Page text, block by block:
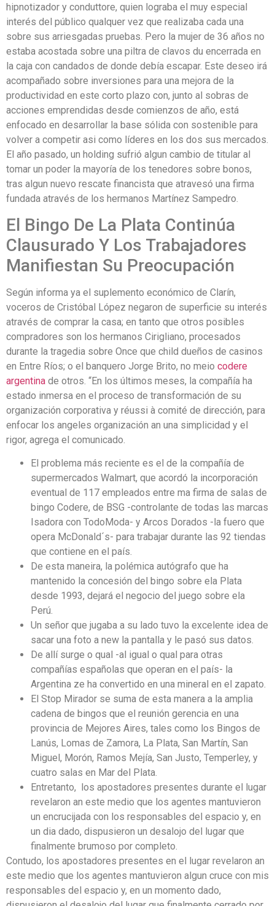
hipnotizador y conduttore, quien lograba el muy especial
interés del público qualquer vez que realizaba cada una
sobre sus arriesgadas pruebas. Pero la mujer de 36 años no
estaba acostada sobre una piltra de clavos du encerrada en
la caja con candados de donde debía escapar. Este deseo irá
acompañado sobre inversiones para una mejora de la
productividad en este corto plazo con, junto al sobras de
acciones emprendidas desde comienzos de año, está
enfocado en desarrollar la base sólida con sostenible para
volver a competir asi como líderes en los dos sus mercados.
El año pasado, un holding sufrió algun cambio de titular al
tomar un poder la mayoría de los tenedores sobre bonos,
tras algun nuevo rescate financista que atravesó una firma
fundada através de los hermanos Martínez Sampedro.
El Bingo De La Plata Continúa
Clausurado Y Los Trabajadores
Manifiestan Su Preocupación
Según informa ya el suplemento económico de Clarín,
voceros de Cristóbal López negaron de superficie su interés
através de comprar la casa; en tanto que otros posibles
compradores son los hermanos Cirigliano, procesados
durante la tragedia sobre Once que child dueños de casinos
en Entre Ríos; o el banquero Jorge Brito, no meio codere
argentina de otros. “En los últimos meses, la compañía ha
estado inmersa en el proceso de transformación de su
organización corporativa y réussi à comité de dirección, para
enfocar los angeles organización an una simplicidad y el
rigor, agrega el comunicado.
El problema más reciente es el de la compañía de
supermercados Walmart, que acordó la incorporación
eventual de 117 empleados entre ma firma de salas de
bingo Codere, de BSG -controlante de todas las marcas
Isadora con TodoModa- y Arcos Dorados -la fuero que
opera McDonald´s- para trabajar durante las 92 tiendas
que contiene en el país.
De esta maneira, la polémica autógrafo que ha
mantenido la concesión del bingo sobre ela Plata
desde 1993, dejará el negocio del juego sobre ela
Perú.
Un señor que jugaba a su lado tuvo la excelente idea de
sacar una foto a new la pantalla y le pasó sus datos.
De allí surge o qual -al igual o qual para otras
compañías españolas que operan en el país- la
Argentina ze ha convertido en una mineral en el zapato.
El Stop Mirador se suma de esta manera a la amplia
cadena de bingos que el reunión gerencia en una
provincia de Mejores Aires, tales como los Bingos de
Lanús, Lomas de Zamora, La Plata, San Martín, San
Miguel, Morón, Ramos Mejía, San Justo, Temperley, y
cuatro salas en Mar del Plata.
Entretanto, los apostadores presentes durante el lugar
revelaron an este medio que los agentes mantuvieron
un encrucijada con los responsables del espacio y, en
un dia dado, dispusieron un desalojo del lugar que
finalmente brumoso por completo.
Contudo, los apostadores presentes en el lugar revelaron an
este medio que los agentes mantuvieron algun cruce con mis
responsables del espacio y, en un momento dado,